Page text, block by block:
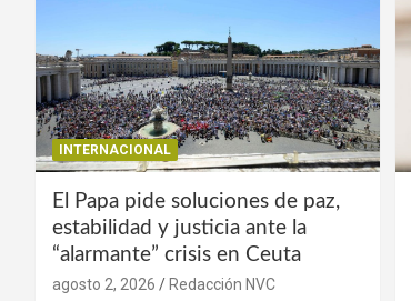
INTERNACIONAL
El Papa pide soluciones de paz,
estabilidad y justicia ante la
“alarmante” crisis en Ceuta
agosto 2, 2026 Redacción NVC